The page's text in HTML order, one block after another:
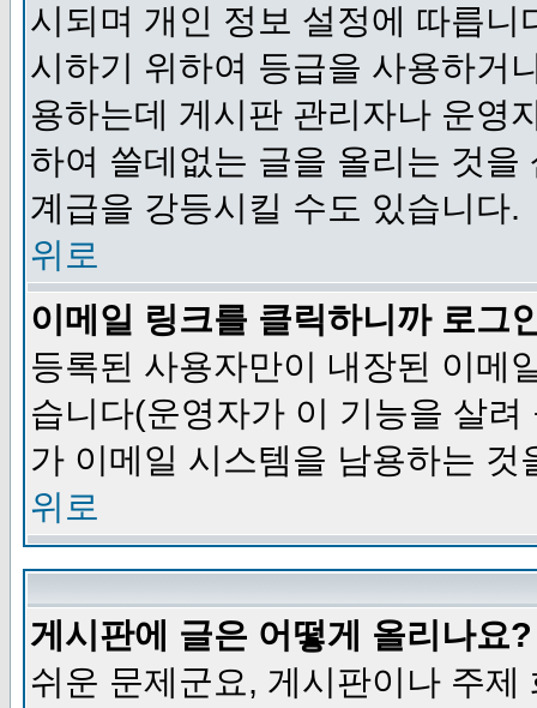
시되며 개인 정보 설정에 따릅
시하기 위하여 등급을 사용하거
용하는데 게시판 관리자나 운영
하여 쓸데없는 글을 올리는 것
계급을 강등시킬 수도 있습니다.
위로
이메일 링크를 클릭하니까 로그
등록된 사용자만이 내장된 이메
습니다(운영자가 이 기능을 살
가 이메일 시스템을 남용하는 것
위로
게시판에 글은 어떻게 올리나요?
쉬운 문제군요, 게시판이나 주